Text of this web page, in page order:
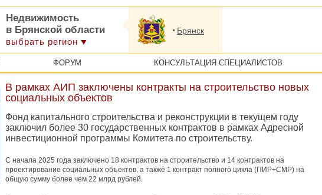
Недвижимость
в Брянской области
выбрать регион
Брянск
ФОРУМ КОНСУЛЬТАЦИЯ СПЕЦИАЛИСТОВ
В рамках АИП заключены контракты на строительство новых
социальных объектов
Фонд капитального строительства и реконструкции в текущем году
заключил более 30 государственных контрактов в рамках Адресной
инвестиционной программы Комитета по строительству.
С начала 2025 года заключено 18 контрактов на строительство и 14 контрактов на
проектирование социальных объектов, а также 1 контракт полного цикла (ПИР+СМР) на
общую сумму более чем 22 млрд рублей.